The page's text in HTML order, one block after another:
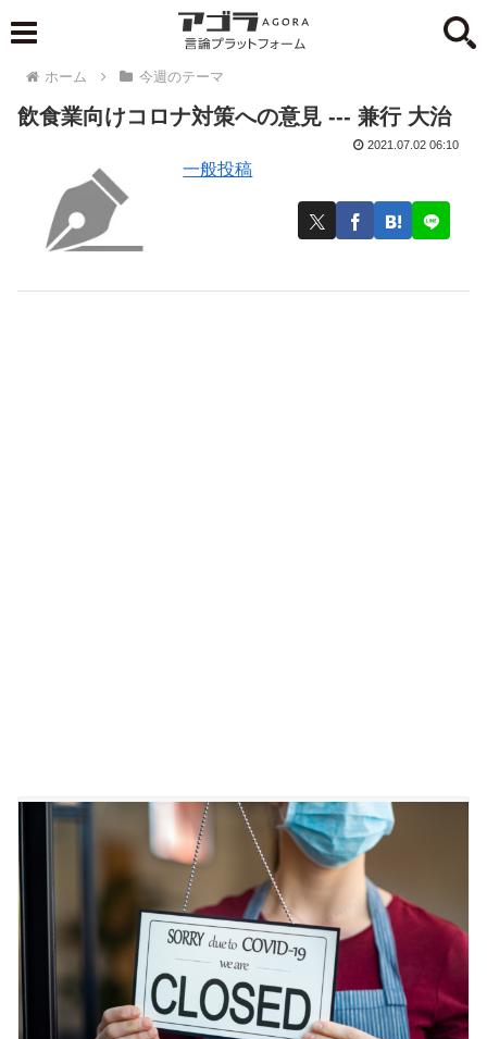
ホーム 今週のテーマ
飲食業向けコロナ対策への意見 --- 兼行 大治
一般投稿
2021.07.02 06:10